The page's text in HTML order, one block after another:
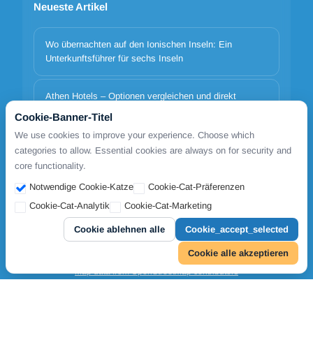
Neueste Artikel
Wo übernachten auf den Ionischen Inseln: Ein
Unterkunftsführer für sechs Inseln
Athen Hotels – Optionen vergleichen und direkt
Italien–Griechenland Fähren 2026 | Minoan, Superfast
& Anek
Copyrights © 2026. All Rights Reserved by FoolowmetoGreece
Cookie-Einstellungen
Map data from OpenStreetMap contributors
Cookie-Banner-Titel
We use cookies to improve your experience. Choose which
categories to allow. Essential cookies are always on for security and
core functionality.
Notwendige Cookie-Katze
Cookie-Cat-Präferenzen
Cookie-Cat-Analytik
Cookie-Cat-Marketing
Cookie ablehnen alle Cookie_accept_selected
Cookie alle akzeptieren